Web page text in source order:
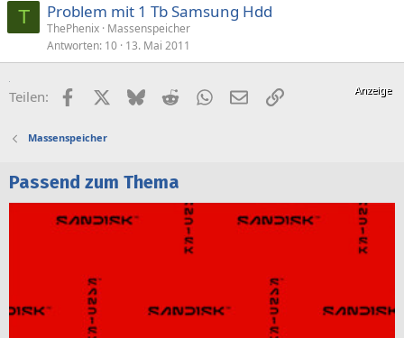
T Problem mit 1 Tb Samsung Hdd
ThePhenix Massenspeicher
Antworten 10 13. Mai 2011
Teilen: FacebookX (Twitter)
BlueskyRedditWhatsApp
E-MailLink
Massenspeicher
Passend zum Thema